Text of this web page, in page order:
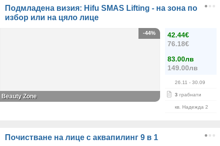
Подмладена визия: Hifu SMAS Lifting - на зона по
избор или на цяло лице
42.44€
76.18€
83.00лв
149.00лв
26.11 - 30.09
3 грабнати
кв. Надежда 2
-44%
Beauty Zone
Почистване на лице с аквапилинг 9 в 1